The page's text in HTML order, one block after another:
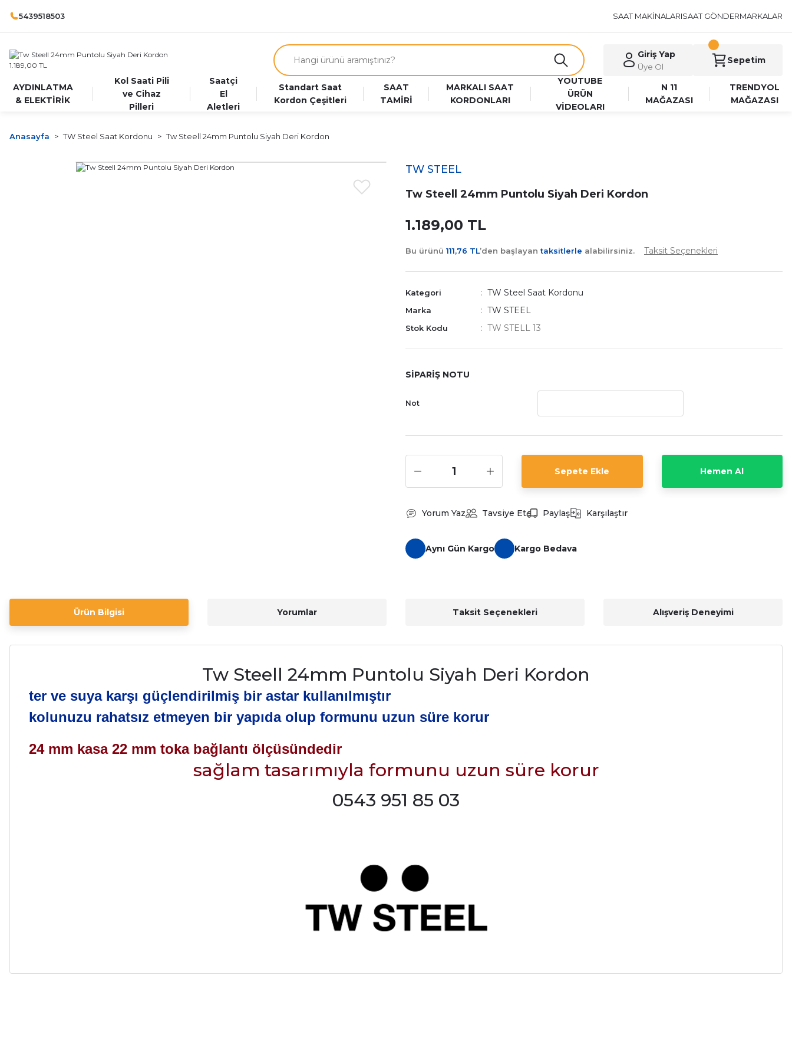
5439518503 SAAT MAKİNALARISAAT GÖNDERMARKALAR
Giriş Yap
Üye Ol
Sepetim
AYDINLATMA
& ELEKTİRİK
Kol Saati Pili
ve Cihaz
Pilleri
Saatçi
El
Aletleri
Standart Saat
Kordon Çeşitleri
SAAT
TAMİRİ
MARKALI SAAT
KORDONLARI
YOUTUBE
ÜRÜN
VİDEOLARI
N 11
MAĞAZASI
TRENDYOL
MAĞAZASI
Anasayfa TW Steel Saat Kordonu Tw Steell 24mm Puntolu Siyah Deri Kordon
TW STEEL
Tw Steell 24mm Puntolu Siyah Deri Kordon
1.189,00 TL
Bu ürünü 111,76 TL’den başlayantaksitlerle alabilirsiniz. Taksit Seçenekleri
Kategori TW Steel Saat Kordonu
Marka TW STEEL
Stok Kodu TW STELL 13
SİPARİŞ NOTU
Not
Sepete Ekle Hemen Al
Yorum Yaz Tavsiye Et Paylaş Karşılaştır
Aynı Gün Kargo Kargo Bedava
Ürün Bilgisi Yorumlar Taksit Seçenekleri Alışveriş Deneyimi
Tw Steell 24mm Puntolu Siyah Deri Kordon
ter ve suya karşı güçlendirilmiş bir astar kullanılmıştır
kolunuzu rahatsız etmeyen bir yapıda olup formunu uzun süre korur
24 mm kasa 22 mm toka bağlantı ölçüsündedir
sağlam tasarımıyla formunu uzun süre korur
0543 951 85 03